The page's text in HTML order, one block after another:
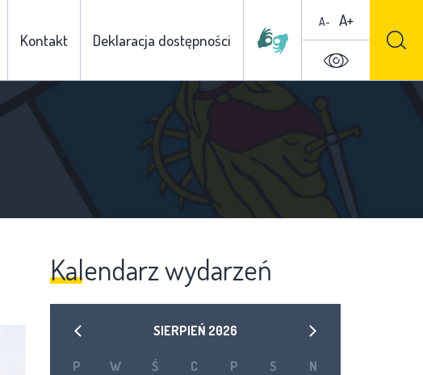
Kontakt Deklaracja dostępności
A- A+
Kalendarz wydarzeń
SIERPIEŃ 2026
P W Ś C P S N